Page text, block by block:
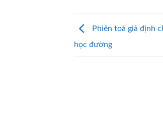
Phiên toà giả định
học đường